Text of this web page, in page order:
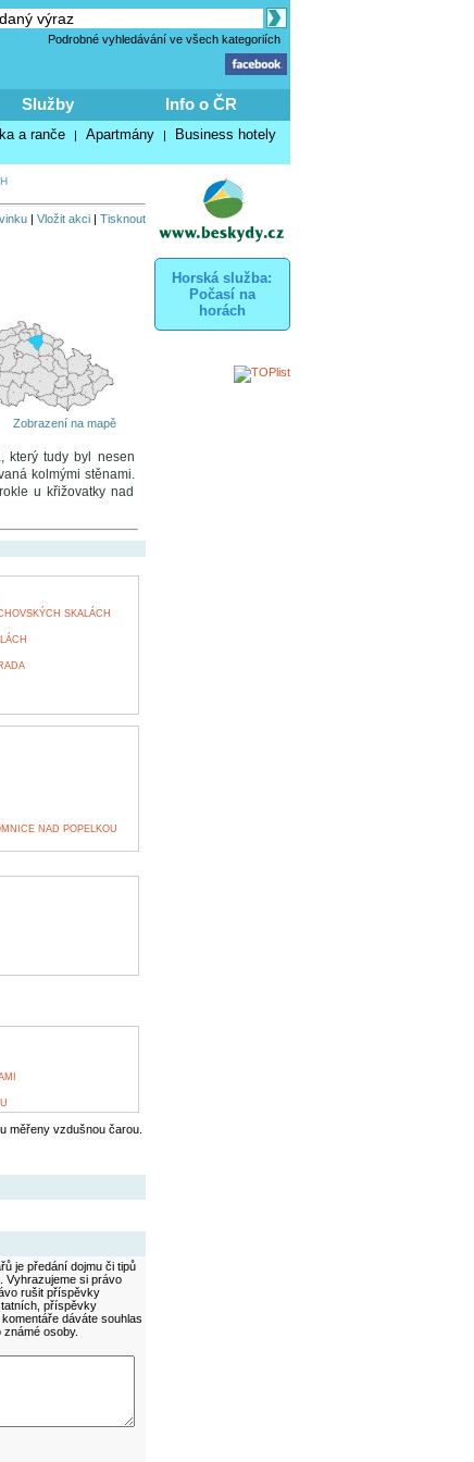
Podrobné vyhledávání ve všech kategoriích
Služby Info o ČR
a ranče | Apartmány | Business hotely
| Vložit akci| Tisknout
Zobrazení na mapě
který tudy byl nesen
kolmými stěnami.
u křižovatky nad
SKALÁCH
NAD POPELKOU
měřeny vzdušnou čarou.
je předání dojmu či tipů
Vyhrazujeme si právo
rušit příspěvky
příspěvky
dáváte souhlas
osoby.
Horská služba:
Počasí na
horách